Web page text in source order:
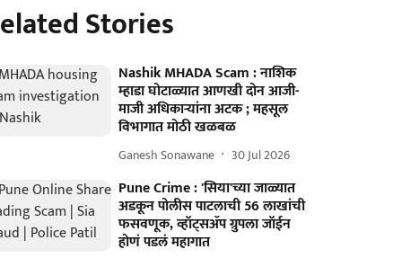
Stories
Nashik MHADA Scam : नाशिक
म्हाडा घोटाळ्यात आणखी दोन आजी-
माजी अधिकाऱ्यांना अटक ; महसूल
विभागात मोठी खळबळ
Ganesh Sonawane 30 Jul 2026
Pune Crime : 'सिया'च्या जाळ्यात
अडकून पोलीस पाटलाची 56 लाखांची
फसवणूक, व्हॉट्सॲप ग्रुपला जॉईन
होणं पडलं महागात